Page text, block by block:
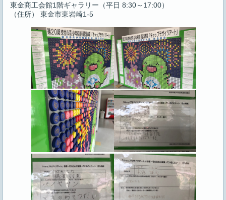
東金商工会館1階ギャラリー（平日 8:30～17:00）
（住所） 東金市東岩崎1-5